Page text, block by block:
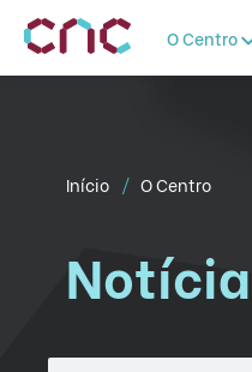
O Centro
Início O Centro